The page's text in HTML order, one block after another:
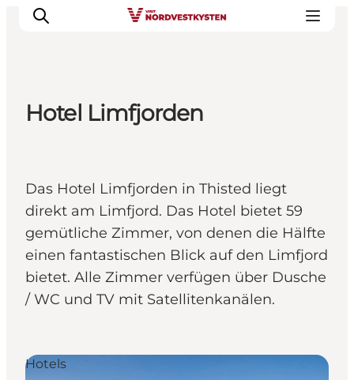
Events
Unterkunft
Mach deine Urlaubsplanung
Hotel Limfjorden
Das Hotel Limfjorden in Thisted liegt
direkt am Limfjord. Das Hotel bietet 59
gemütliche Zimmer, von denen die Hälfte
einen fantastischen Blick auf den Limfjord
bietet. Alle Zimmer verfügen über Dusche
/ WC und TV mit Satellitenkanälen.
Hotels